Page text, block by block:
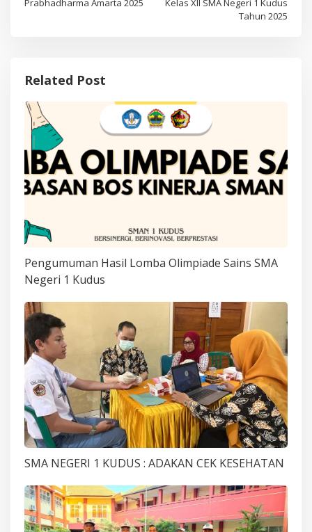
Tahun 2025
Related Post
Pengumuman Hasil Lomba Olimpiade Sains SMA
Negeri 1 Kudus
SMA NEGERI 1 KUDUS : ADAKAN CEK KESEHATAN